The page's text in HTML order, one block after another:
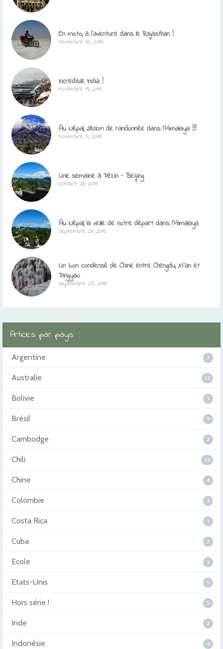
En moto, à l’aventure dans le Rajasthan !
novembre 30, 2016
Incredible India !
novembre 19, 2016
Au Népal, 280km de randonnée dans l’Himalaya !!!
novembre 5, 2016
Une semaine à Pékin – Beijing
octobre 28, 2016
Au Népal, la veille de notre départ dans l’Himalaya
septembre 27, 2016
Un bon condensé de Chine entre Chengdu, Xi’an et
Pingyao
septembre 25, 2016
Articles par pays
Argentine 7
Australie 13
Bolivie 3
Brésil 9
Cambodge 2
Chili 14
Chine 4
Colombie 1
Costa Rica 1
Cuba 3
Ecole 3
Etats-Unis 5
Hors série ! 5
Inde 2
Indonésie 4